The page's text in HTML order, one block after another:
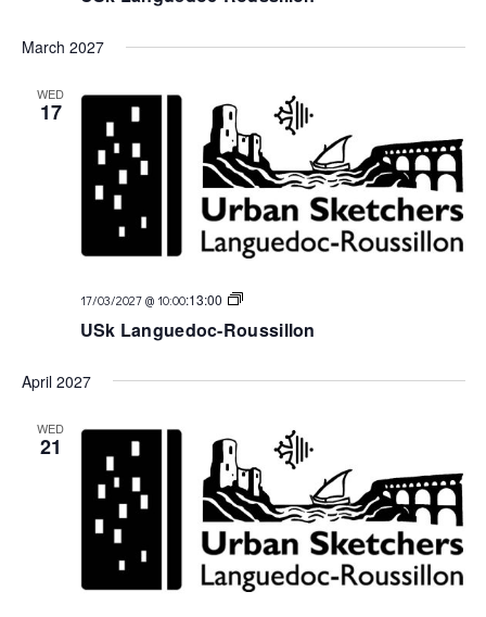
March 2027
WED
17
17/03/2027 @ 10:00:13:00
USk
USk Languedoc-Roussillon
April 2027
WED
21